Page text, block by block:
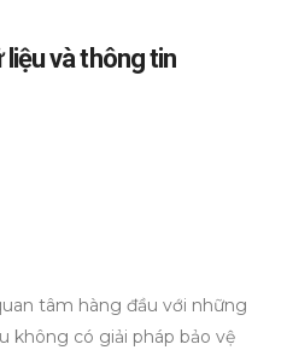
và thông tin
tâm hàng đầu với những
không có giải pháp bảo vệ